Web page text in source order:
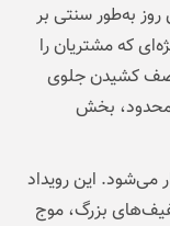
به‌طور سنتی بر
که مشتریان را
صف کشیدن جلوی
محدود، بخش
می‌شود. این رویداد
بزرگ، موج